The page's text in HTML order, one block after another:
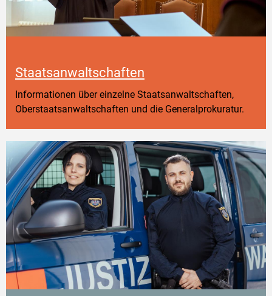
Staatsanwaltschaften
Informationen über einzelne Staatsanwaltschaften,
Oberstaatsanwaltschaften und die Generalprokuratur.